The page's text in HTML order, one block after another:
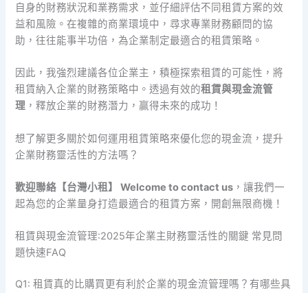
自身的財務狀況和業務需求，並仔細評估不同租賃方案的效
益和風險。在複雜的商業環境中，尋求專業財務顧問的協
助，往往能事半功倍，為企業制定最適合的租賃策略。
因此，我強烈建議各位企業主，積極探索租賃的可能性，將
租賃納入企業的財務策略中。透過有效的租賃與現金流管
理 ，釋放企業的財務潛力，贏得未來的成功！
想了解更多關於如何運用租賃策略來優化您的現金流，提升
企業財務靈活性的方法嗎？
歡迎聯絡【台灣小租】 Welcome to contact us ，讓我們一
起為您的企業量身打造最適合的租賃方案，開創無限商機！
租賃與現金流管理:2025年企業主財務靈活性的關鍵 常見問
題快速FAQ
Q1: 租賃真的比購買更有利於企業的現金流管理嗎？有哪些具